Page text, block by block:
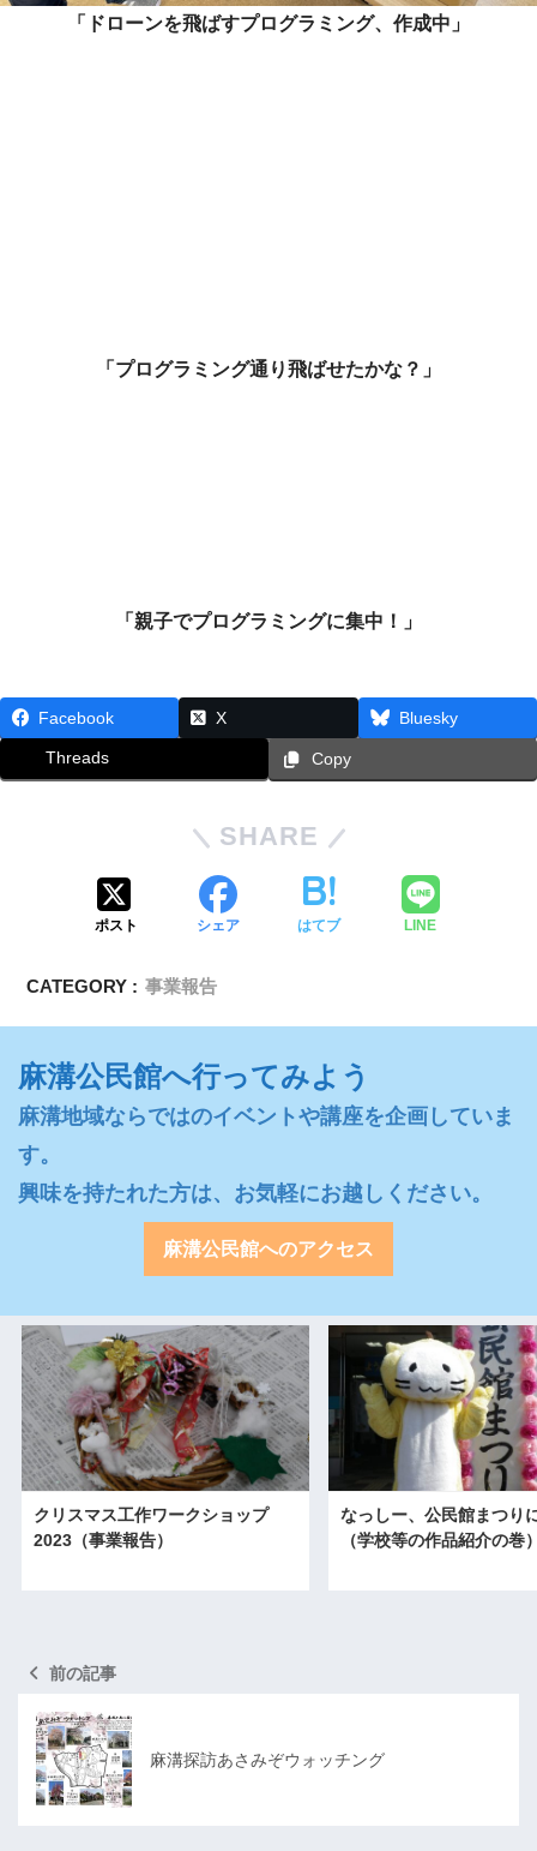
「ドローンを飛ばすプログラミング、作成中」
「プログラミング通り飛ばせたかな？」
「親子でプログラミングに集中！」
Facebook X Bluesky
Threads Copy
SHARE
ポスト シェア はてブ LINE
CATEGORY : 事業報告
麻溝公民館へ行ってみよう
麻溝地域ならではのイベントや講座を企画していま
す。
興味を持たれた方は、お気軽にお越しください。
麻溝公民館へのアクセス
クリスマス工作ワークショップ
2023（事業報告）
なっしー、公民館まつり
（学校等の作品紹介の巻
前の記事
麻溝探訪あさみぞウォッチング